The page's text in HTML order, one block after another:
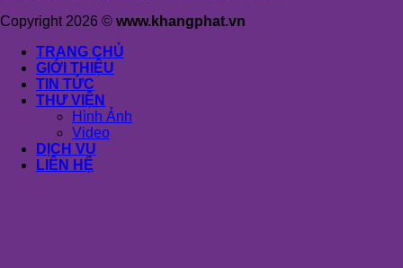
Copyright 2026 © www.khangphat.vn
TRANG CHỦ
GIỚI THIỆU
TIN TỨC
THƯ VIỆN
Hình Ảnh
Video
DỊCH VỤ
LIÊN HỆ